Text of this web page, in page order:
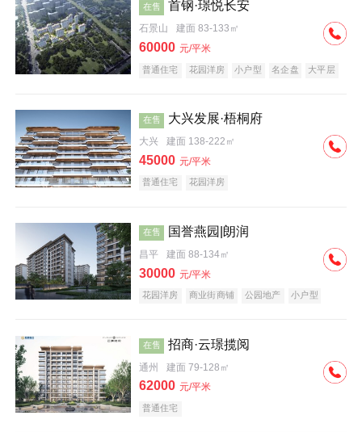
在售 首钢·璟悦长安
石景山 建面 83-133㎡
60000 元/平米
普通住宅 花园洋房 小户型 名企盘 大平层
在售 大兴发展·梧桐府
大兴 建面 138-222㎡
45000 元/平米
普通住宅 花园洋房
在售 国誉燕园|朗润
昌平 建面 88-134㎡
30000 元/平米
花园洋房 商业街商铺 公园地产
小户型
在售 招商·云璟揽阅
通州 建面 79-128㎡
62000 元/平米
普通住宅